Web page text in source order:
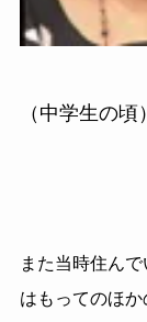
（中学生の頃）
また当時住ん
はもってのほ